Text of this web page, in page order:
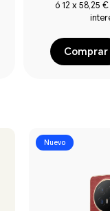
ó 12 x 58,25
Comprar
Nuevo